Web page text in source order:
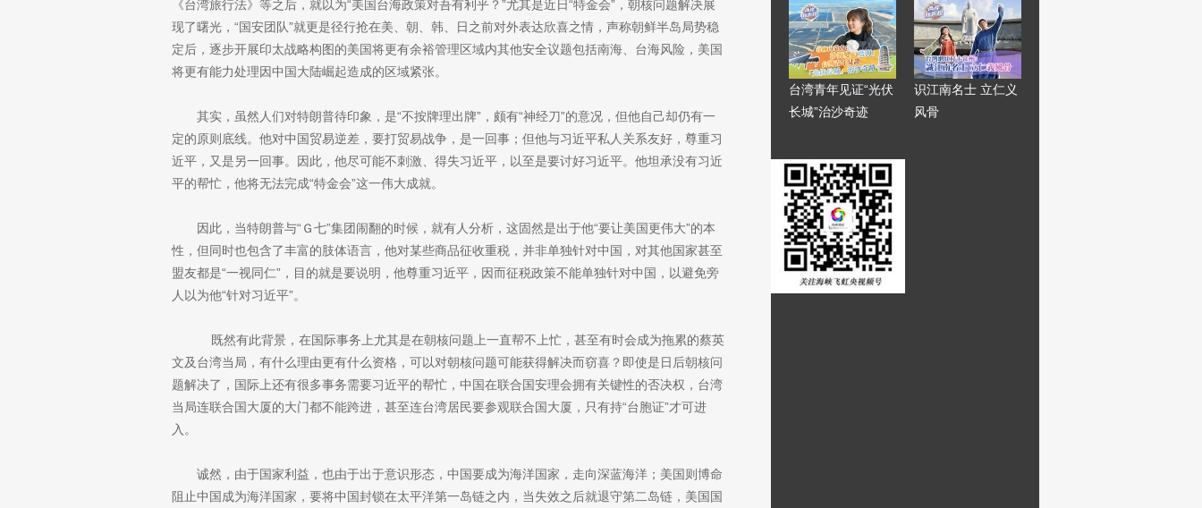
《台湾旅行法》等之后，就以为“美国台海政策对吾有利乎？”尤其是近日“特金会”，朝核问题解决展
现了曙光，“国安团队”就更是径行抢在美、朝、韩、日之前对外表达欣喜之情，声称朝鲜半岛局势稳
定后，逐步开展印太战略构图的美国将更有余裕管理区域内其他安全议题包括南海、台海风险，美国
将更有能力处理因中国大陆崛起造成的区域紧张。
其实，虽然人们对特朗普待印象，是“不按牌理出牌”，颇有“神经刀”的意况，但他自己却仍有一
定的原则底线。他对中国贸易逆差，要打贸易战争，是一回事；但他与习近平私人关系友好，尊重习
近平，又是另一回事。因此，他尽可能不刺激、得失习近平，以至是要讨好习近平。他坦承没有习近
平的帮忙，他将无法完成“特金会”这一伟大成就。
因此，当特朗普与“Ｇ七”集团闹翻的时候，就有人分析，这固然是出于他“要让美国更伟大”的本
性，但同时也包含了丰富的肢体语言，他对某些商品征收重税，并非单独针对中国，对其他国家甚至
盟友都是“一视同仁”，目的就是要说明，他尊重习近平，因而征税政策不能单独针对中国，以避免旁
人以为他“针对习近平”。
既然有此背景，在国际事务上尤其是在朝核问题上一直帮不上忙，甚至有时会成为拖累的蔡英
文及台湾当局，有什么理由更有什么资格，可以对朝核问题可能获得解决而窃喜？即使是日后朝核问
题解决了，国际上还有很多事务需要习近平的帮忙，中国在联合国安理会拥有关键性的否决权，台湾
当局连联合国大厦的大门都不能跨进，甚至连台湾居民要参观联合国大厦，只有持“台胞证”才可进
入。
诚然，由于国家利益，也由于出于意识形态，中国要成为海洋国家，走向深蓝海洋；美国则博命
阻止中国成为海洋国家，要将中国封锁在太平洋第一岛链之内，当失效之后就退守第二岛链，美国国
台湾青年见证“光伏
长城”治沙奇迹
识江南名士 立仁义
风骨